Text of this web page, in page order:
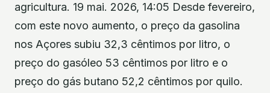
agricultura. 19 mai. 2026, 14:05 Desde fevereiro,
com este novo aumento, o preço da gasolina
nos Açores subiu 32,3 cêntimos por litro, o
preço do gasóleo 53 cêntimos por litro e o
preço do gás butano 52,2 cêntimos por quilo.